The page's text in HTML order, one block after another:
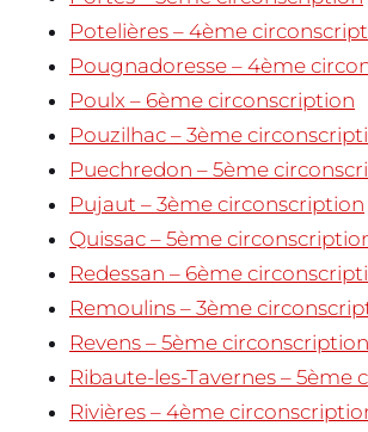
Potelières – 4ème
Pougnadoresse – 4ème
Poulx – 6ème circonscription
Pouzilhac – 3ème
Puechredon – 5ème
Pujaut – 3ème circonscription
Quissac – 5ème
Redessan – 6ème
Remoulins – 3ème
Revens – 5ème circonscription
Ribaute-les-Tavernes – 5ème
Rivières – 4ème